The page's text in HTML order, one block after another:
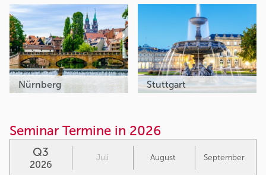
Nürnberg Stuttgart
Seminar Termine in 2026
Q3
2026
Juli August September